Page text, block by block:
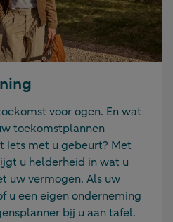
voor ogen. En wat
toekomstplannen
iets met u gebeurt? Met
u helderheid in wat u
uw vermogen. Als uw
u een eigen onderneming
bij u aan tafel.